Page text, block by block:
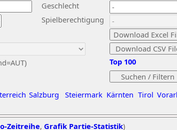
Geschlecht
Spielberechtigung
Salzburg Steiermark Kärnten Tirol
Top 100
Zeitreihe, Grafik Partie-Statistik)